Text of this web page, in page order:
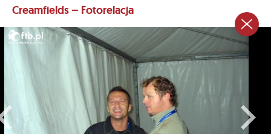
Creamfields – Fotorelacja